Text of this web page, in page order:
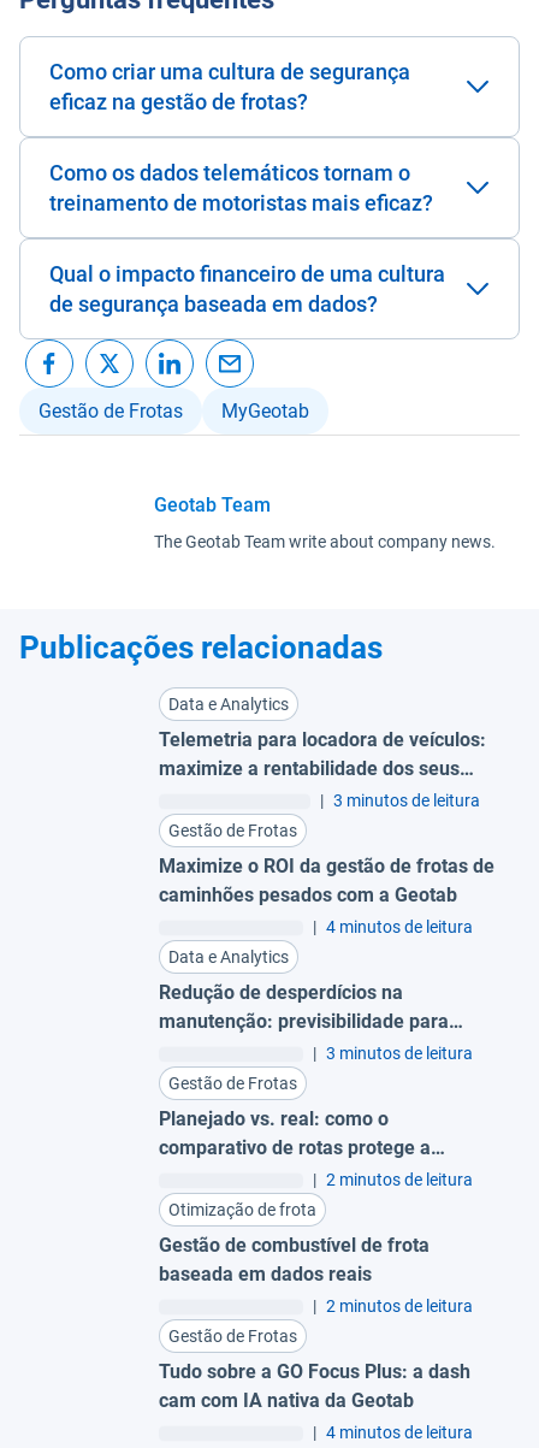
Como criar uma cultura de segurança
eficaz na gestão de frotas?
Como os dados telemáticos tornam o
treinamento de motoristas mais eficaz?
Qual o impacto financeiro de uma cultura
de segurança baseada em dados?
Gestão de Frotas MyGeotab
Geotab Team
The Geotab Team write about company news.
Publicações relacionadas
Data e Analytics
Telemetria para locadora de veículos:
maximize a rentabilidade dos seus
| 3 minutos de leitura
Gestão de Frotas
Maximize o ROI da gestão de frotas de
caminhões pesados com a Geotab
| 4 minutos de leitura
Data e Analytics
Redução de desperdícios na
manutenção: previsibilidade para
evitar trocas prematuras
| 3 minutos de leitura
Gestão de Frotas
Planejado vs. real: como o
comparativo de rotas protege a
margem da sua operação
| 2 minutos de leitura
Otimização de frota
Gestão de combustível de frota
baseada em dados reais
| 2 minutos de leitura
Gestão de Frotas
Tudo sobre a GO Focus Plus: a dash
cam com IA nativa da Geotab
| 4 minutos de leitura